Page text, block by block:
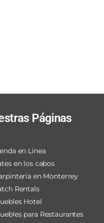
Páginas
en Línea
en los cabos
en Monterrey
Rentals
Hotel
para Restaurantes